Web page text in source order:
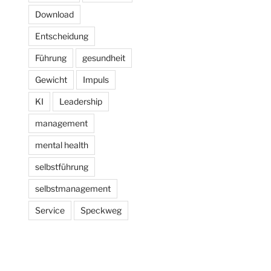
Download
Entscheidung
Führung gesundheit
Gewicht Impuls
KI Leadership
management
mental health
selbstführung
selbstmanagement
Service Speckweg